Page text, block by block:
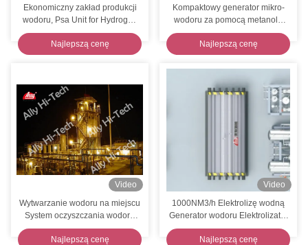
Ekonomiczny zakład produkcji
wodoru, Psa Unit for Hydrogen
Production
Najlepszą cenę
Kompaktowy generator mikro-
wodoru za pomocą metanolu
Reforming 50 Nm3 / H Ocena
mocy wyjściowej
Najlepszą cenę
Video
Wytwarzanie wodoru na miejscu
System oczyszczania wodoru
Łatwa konserwacja
Najlepszą cenę
Video
1000NM3/h Elektrolizę wodną
Generator wodoru Elektrolizator
5MW Zielony wodór
Najlepszą cenę